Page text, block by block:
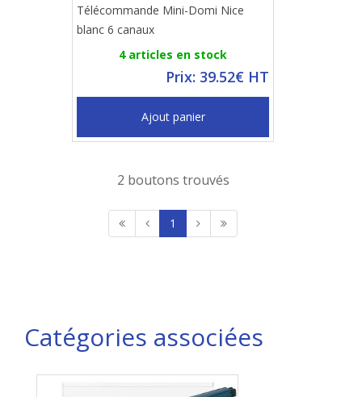
Télécommande Mini-Domi Nice
blanc 6 canaux
4 articles en stock
Prix: 39.52€ HT
Ajout panier
2 boutons trouvés
1
Catégories associées